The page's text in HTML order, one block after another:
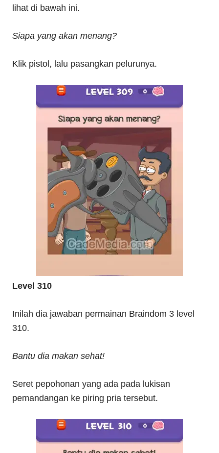
lihat di bawah ini.
Siapa yang akan menang?
Klik pistol, lalu pasangkan pelurunya.
Level 310
Inilah dia jawaban permainan Braindom 3 level
310.
Bantu dia makan sehat!
Seret pepohonan yang ada pada lukisan
pemandangan ke piring pria tersebut.